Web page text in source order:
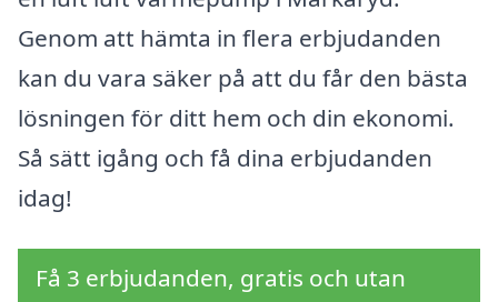
Genom att hämta in flera erbjudanden
kan du vara säker på att du får den bästa
lösningen för ditt hem och din ekonomi.
Så sätt igång och få dina erbjudanden
idag!
Få 3 erbjudanden, gratis och utan